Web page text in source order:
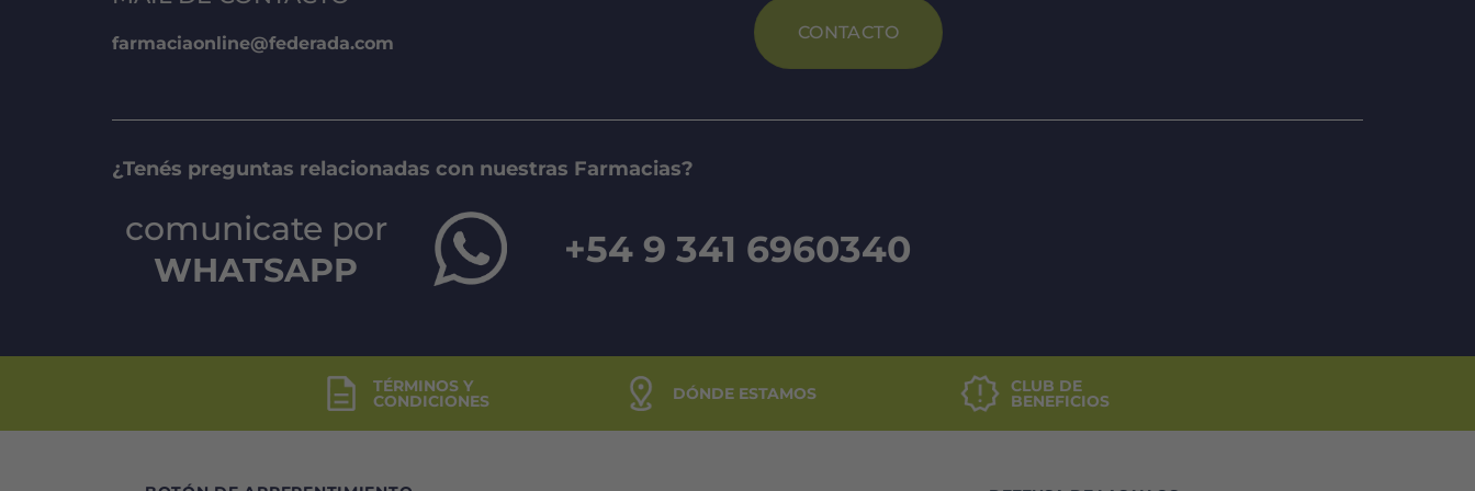
farmaciaonline@federada.com
CONTACTO
¿Tenés preguntas relacionadas con nuestras Farmacias?
comunicate por
WHATSAPP
+54 9 341 6960340
TÉRMINOS Y
CONDICIONES DÓNDE ESTAMOS CLUB DE
BENEFICIOS